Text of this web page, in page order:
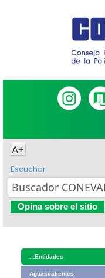
Escuchar
Opina sobre el sitio
.::Entidades
Aguascalientes